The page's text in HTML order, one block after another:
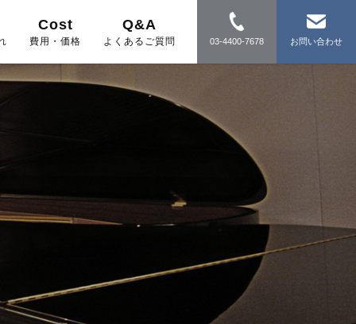
Cost
費用・価格
Q&A
よくあるご質問 03-4400-7678 お問い合わせ